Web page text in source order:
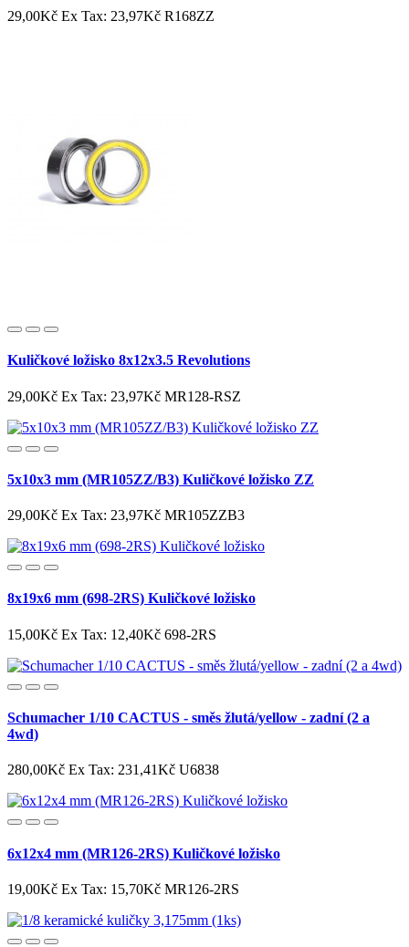
29,00Kč Ex Tax: 23,97Kč R168ZZ
Kuličkové ložisko 8x12x3.5 Revolutions
29,00Kč Ex Tax: 23,97Kč MR128-RSZ
5x10x3 mm (MR105ZZ/B3) Kuličkové ložisko ZZ
29,00Kč Ex Tax: 23,97Kč MR105ZZB3
8x19x6 mm (698-2RS) Kuličkové ložisko
15,00Kč Ex Tax: 12,40Kč 698-2RS
Schumacher 1/10 CACTUS - směs žlutá/yellow - zadní (2 a
4wd)
280,00Kč Ex Tax: 231,41Kč U6838
6x12x4 mm (MR126-2RS) Kuličkové ložisko
19,00Kč Ex Tax: 15,70Kč MR126-2RS